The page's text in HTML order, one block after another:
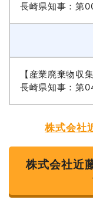
長崎県知事：第
【産業廃棄物収
長崎県知事：第
株式会社
株式会社近